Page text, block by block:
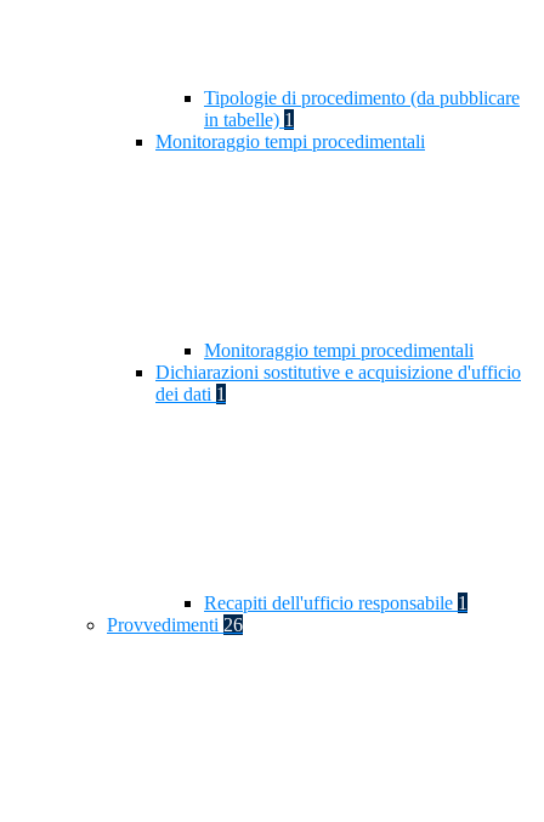
Tipologie di procedimento (da pubblicare
in tabelle) 1
Monitoraggio tempi procedimentali
Monitoraggio tempi procedimentali
Dichiarazioni sostitutive e acquisizione d'ufficio
dei dati 1
Recapiti dell'ufficio responsabile 1
Provvedimenti 26